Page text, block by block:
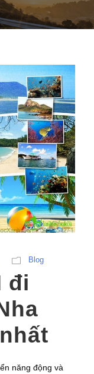
Blog
đi
năng động và